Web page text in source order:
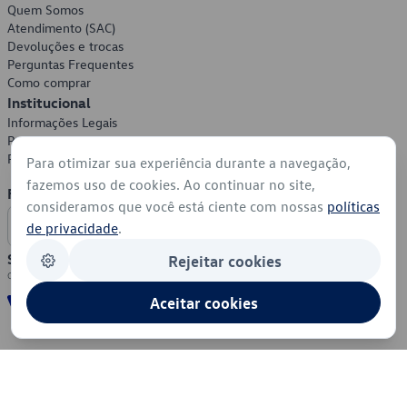
Quem Somos
Atendimento (SAC)
Devoluções e trocas
Perguntas Frequentes
Como comprar
Institucional
Informações Legais
Política de Privacidade
Política de Cookies
Formas de Pagamento
Segurança
Para otimizar sua experiência durante a navegação,
fazemos uso de cookies. Ao continuar no site,
consideramos que você está ciente com nossas políticas
de privacidade.
Rejeitar cookies
Aceitar cookies